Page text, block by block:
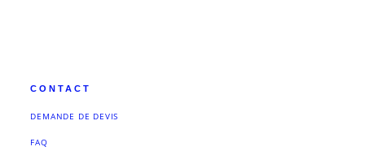
CONTACT
DEMANDE DE DEVIS
FAQ